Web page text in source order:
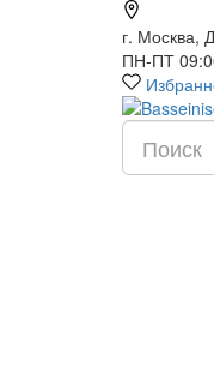
г. Москва,
ПН-ПТ